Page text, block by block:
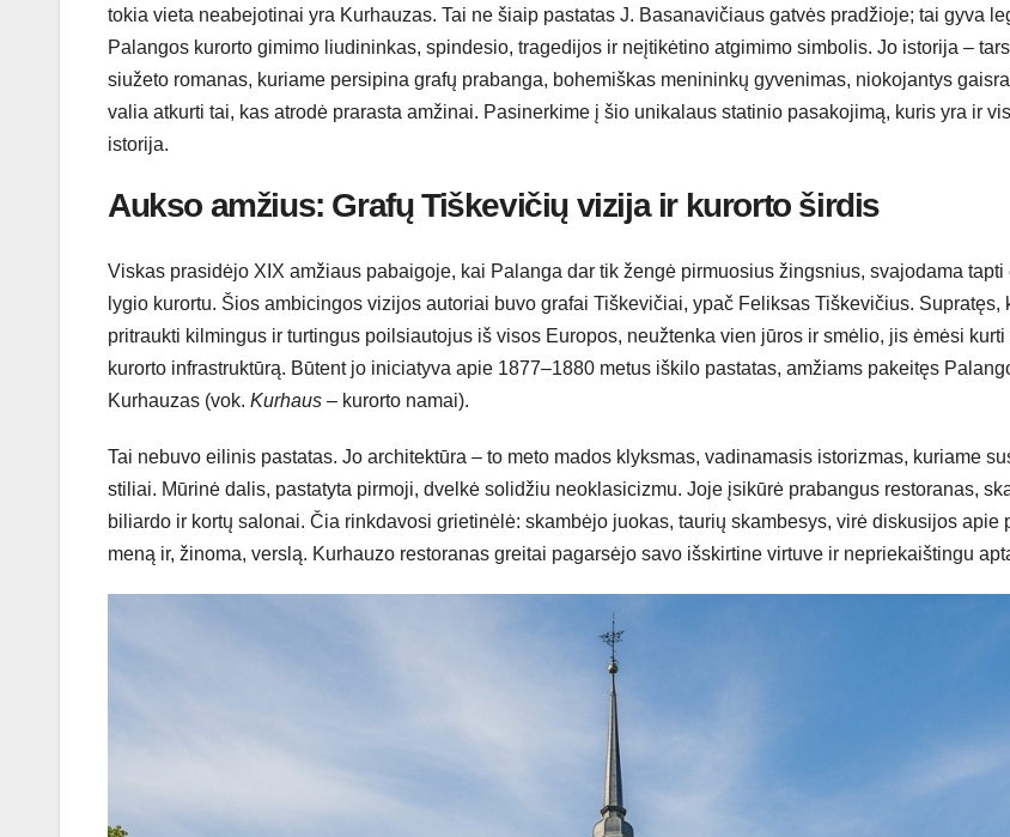
tokia vieta neabejotinai yra Kurhauzas. Tai ne šiaip pastatas J. Basanavičiaus gatvės pradžioje; tai gyva
Palangos kurorto gimimo liudininkas, spindesio, tragedijos ir neįtikėtino atgimimo simbolis. Jo istorija –
siužeto romanas, kuriame persipina grafų prabanga, bohemiškas menininkų gyvenimas, niokojantys
valia atkurti tai, kas atrodė prarasta amžinai. Pasinerkime į šio unikalaus statinio pasakojimą, kuris yra ir
istorija.
Aukso amžius: Grafų Tiškevičių vizija ir kurorto širdis
Viskas prasidėjo XIX amžiaus pabaigoje, kai Palanga dar tik žengė pirmuosius žingsnius, svajodama tapti
lygio kurortu. Šios ambicingos vizijos autoriai buvo grafai Tiškevičiai, ypač Feliksas Tiškevičius. Supratęs,
pritraukti kilmingus ir turtingus poilsiautojus iš visos Europos, neužtenka vien jūros ir smėlio, jis ėmėsi kurti
kurorto infrastruktūrą. Būtent jo iniciatyva apie 1877–1880 metus iškilo pastatas, amžiams pakeitęs
Kurhauzas (vok. Kurhaus – kurorto namai).
Tai nebuvo eilinis pastatas. Jo architektūra – to meto mados klyksmas, vadinamasis istorizmas, kuriame
stiliai. Mūrinė dalis, pastatyta pirmoji, dvelkė solidžiu neoklasicizmu. Joje įsikūrė prabangus restoranas,
biliardo ir kortų salonai. Čia rinkdavosi grietinėlė: skambėjo juokas, taurių skambesys, virė diskusijos apie
meną ir, žinoma, verslą. Kurhauzo restoranas greitai pagarsėjo savo išskirtine virtuve ir nepriekaištingu